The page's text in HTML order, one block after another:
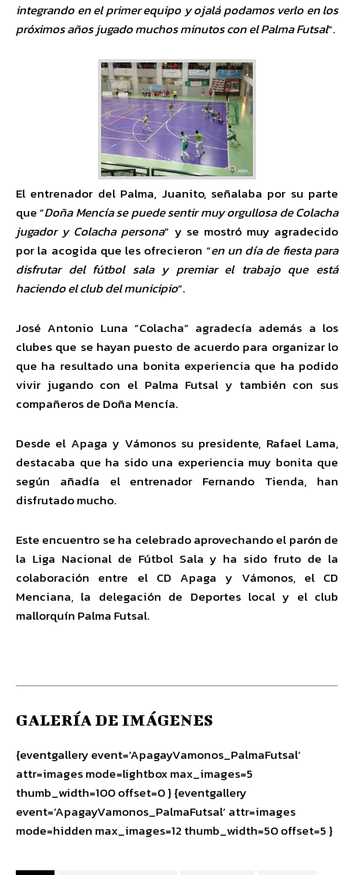
integrando en el primer equipo y ojalá podamos verlo en los
próximos años jugado muchos minutos con el Palma Futsal“.
El entrenador del Palma, Juanito, señalaba por su parte
que “Doña Mencía se puede sentir muy orgullosa de Colacha
jugador y Colacha persona” y se mostró muy agradecido
por la acogida que les ofrecieron “en un día de fiesta para
disfrutar del fútbol sala y premiar el trabajo que está
haciendo el club del municipio“.
José Antonio Luna “Colacha” agradecía además a los
clubes que se hayan puesto de acuerdo para organizar lo
que ha resultado una bonita experiencia que ha podido
vivir jugando con el Palma Futsal y también con sus
compañeros de Doña Mencía.
Desde el Apaga y Vámonos su presidente, Rafael Lama,
destacaba que ha sido una experiencia muy bonita que
según añadía el entrenador Fernando Tienda, han
disfrutado mucho.
Este encuentro se ha celebrado aprovechando el parón de
la Liga Nacional de Fútbol Sala y ha sido fruto de la
colaboración entre el CD Apaga y Vámonos, el CD
Menciana, la delegación de Deportes local y el club
mallorquín Palma Futsal.
GALERÍA DE IMÁGENES
{eventgallery event=’ApagayVamonos_PalmaFutsal’
attr=images mode=lightbox max_images=5
thumb_width=100 offset=0 } {eventgallery
event=’ApagayVamonos_PalmaFutsal’ attr=images
mode=hidden max_images=12 thumb_width=50 offset=5 }